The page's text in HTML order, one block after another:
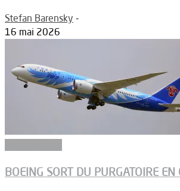
Stefan Barensky -
16 mai 2026
BOEING SORT DU PURGATOIRE EN